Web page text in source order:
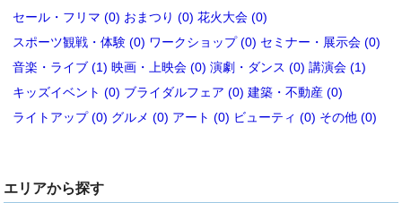
セール・フリマ (0) おまつり (0) 花火大会 (0)
スポーツ観戦・体験 (0) ワークショップ (0) セミナー・展示会 (0)
音楽・ライブ (1) 映画・上映会 (0) 演劇・ダンス (0) 講演会 (1)
キッズイベント (0) ブライダルフェア (0) 建築・不動産 (0)
ライトアップ (0) グルメ (0) アート (0) ビューティ (0) その他 (0)
エリアから探す